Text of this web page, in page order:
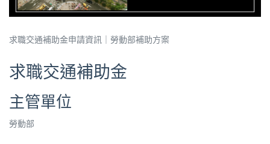
求職交通補助金申請資訊｜勞動部補助方案
求職交通補助金
主管單位
勞動部